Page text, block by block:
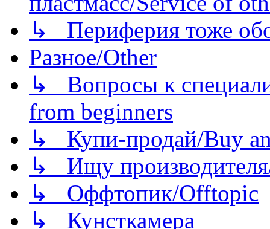
↳ Периферия тоже
Разное/Other
↳ Вопросы к
from beginners
↳ Купи-продай/Buy
↳ Ищу
↳ Оффтопик/Offtopic
↳ Кунсткамера